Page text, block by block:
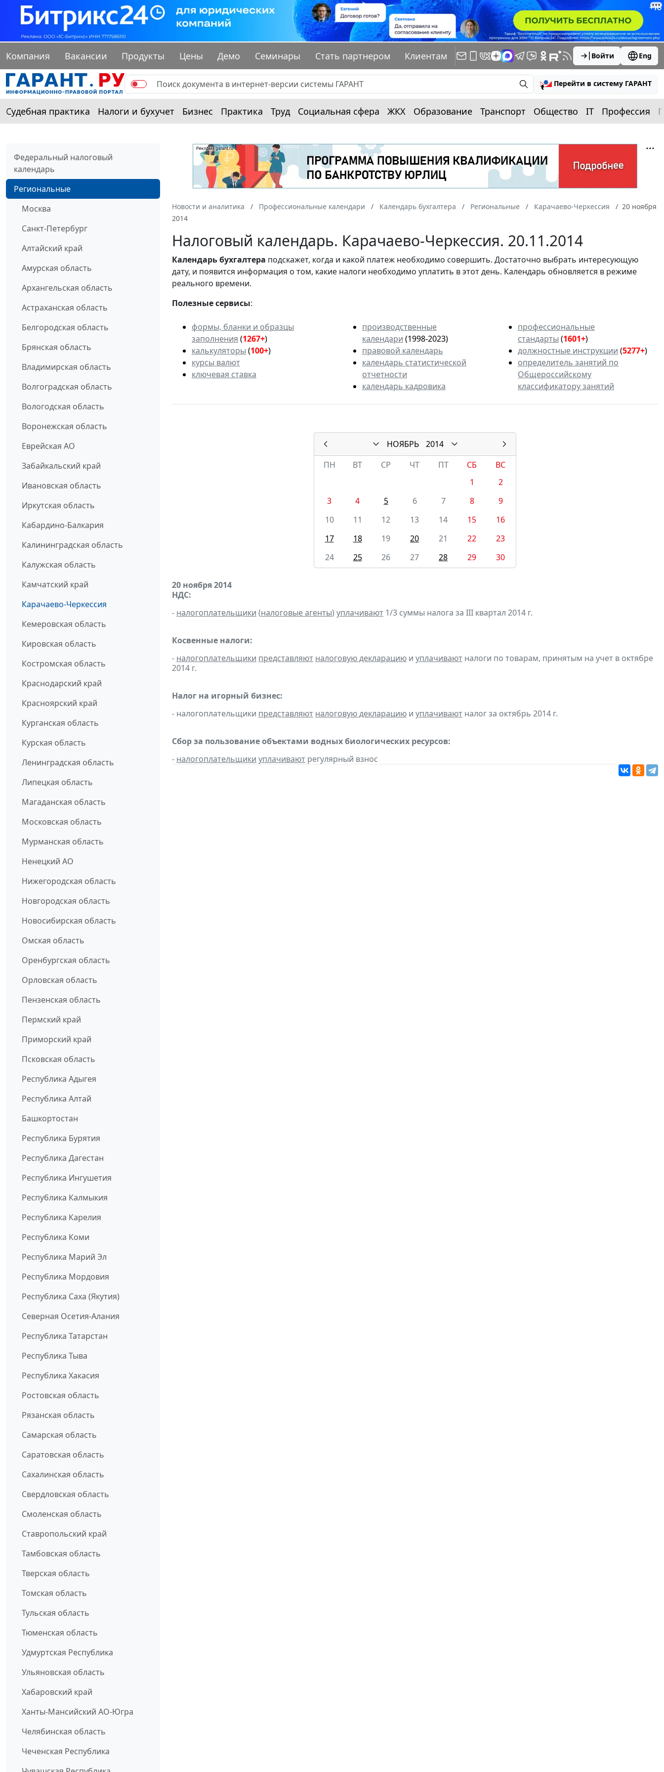
Компания Вакансии Продукты Цены Демо Семинары Стать партнером Клиентам Войти Eng
Перейти в систему ГАРАНТ
Судебная практика Налоги и бухучет Бизнес Практика Труд Социальная сфера ЖКХ Образование Транспорт Общество IT Профессия
Федеральный налоговый
календарь
Региональные
Москва
Санкт-Петербург
Алтайский край
Амурская область
Архангельская область
Астраханская область
Белгородская область
Брянская область
Владимирская область
Волгоградская область
Вологодская область
Воронежская область
Еврейская АО
Забайкальский край
Ивановская область
Иркутская область
Кабардино-Балкария
Калининградская область
Калужская область
Камчатский край
Карачаево-Черкессия
Кемеровская область
Кировская область
Костромская область
Краснодарский край
Красноярский край
Курганская область
Курская область
Ленинградская область
Липецкая область
Магаданская область
Московская область
Мурманская область
Ненецкий АО
Нижегородская область
Новгородская область
Новосибирская область
Омская область
Оренбургская область
Орловская область
Пензенская область
Пермский край
Приморский край
Псковская область
Республика Адыгея
Республика Алтай
Башкортостан
Республика Бурятия
Республика Дагестан
Республика Ингушетия
Республика Калмыкия
Республика Карелия
Республика Коми
Республика Марий Эл
Республика Мордовия
Республика Саха (Якутия)
Северная Осетия-Алания
Республика Татарстан
Республика Тыва
Республика Хакасия
Ростовская область
Рязанская область
Самарская область
Саратовская область
Сахалинская область
Свердловская область
Смоленская область
Ставропольский край
Тамбовская область
Тверская область
Томская область
Тульская область
Тюменская область
Удмуртская Республика
Ульяновская область
Хабаровский край
Ханты-Мансийский АО-Югра
Челябинская область
Чеченская Республика
Новости и аналитика Профессиональные календари Календарь бухгалтера Региональные Карачаево-Черкессия
20 ноября
2014
Налоговый календарь. Карачаево-Черкессия. 20.11.2014
Календарьбухгалтера подскажет, когда и какой платеж необходимо совершить. Достаточно выбрать интересующую
дату, и появится информация о том, какие налоги необходимо уплатить в этот день. Календарь обновляется в режиме
реального времени.
Полезные сервисы:
формы, бланки и образцы
заполнения (1267+)
калькуляторы (100+)
курсы валют
ключевая ставка
производственные
календари (1998-2023)
правовой календарь
календарь статистической
отчетности
календарь кадровика
профессиональные
стандарты (1601+)
должностные инструкции (5277+)
определитель занятий по
Общероссийскому
классификатору занятий
НОЯБРЬ
2014
ПН
ВТ СР ЧТ ПТ СБ
ВС
1
2
3
4 5 6 7 8
9
10
11 12 13 14 15
16
17
18 19 20 21 22
23
24
25 26 27 28 29 30
20 ноября 2014
НДС:
- налогоплательщики (налоговые агенты) уплачивают 1/3 суммы налога за III квартал 2014 г.
Косвенные налоги:
- налогоплательщики представляют налоговую декларацию и уплачивают налоги по товарам, принятым на учет в октябре
2014 г.
Налог на игорный бизнес:
- налогоплательщики представляют налоговую декларацию и уплачивают налог за октябрь 2014 г.
Сбор за пользование объектами водных биологических ресурсов:
- налогоплательщики уплачивают регулярный взнос